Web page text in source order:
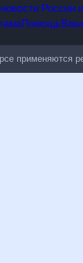
России
Помощь